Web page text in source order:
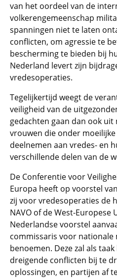
van het oordeel van de
volkerengemeenschap
spanningen niet te laten
conflicten, om agressie te
bescherming te bieden bij
Nederland levert zijn
vredesoperaties.
Tegelijkertijd weegt de
veiligheid van de
gedachten gaan dan ook uit
vrouwen die onder
deelnemen aan vredes- en
verschillende delen van de
De Conferentie voor
Europa heeft op voorstel
zij voor vredesoperaties de
NAVO of de West-Europese
Nederlandse voorstel
commissaris voor
benoemen. Deze zal als
dreigende conflicten bij te
oplossingen, en partijen af